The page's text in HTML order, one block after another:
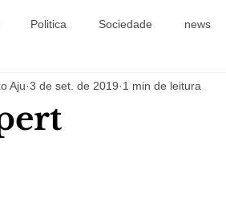
Politica Sociedade news
Aju 3 de set. de 2019 1 min de leitura